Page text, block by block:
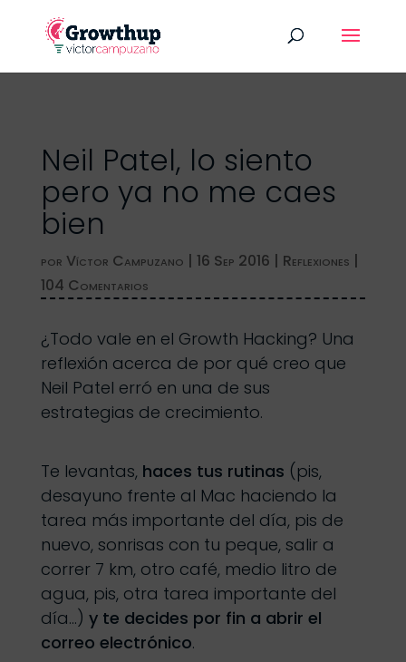
Neil Patel, lo siento
pero ya no me caes
bien
por Víctor Campuzano | 16 Sep 2016 | Reflexiones |
104 Comentarios
¿Todo vale en el Growth Hacking? Una
reflexión acerca de por qué creo que
Neil Patel erró en una de sus
estrategias de crecimiento.
Te levantas, haces tus rutinas (pis,
desayuno frente al Mac haciendo la
tarea más importante del día, pis de
nuevo, sonrisas con tu peque, salir a
correr 7 km, otro café, medio litro de
agua, pis, otra tarea importante del
día…) y te decides por fin a abrir el
correo electrónico.